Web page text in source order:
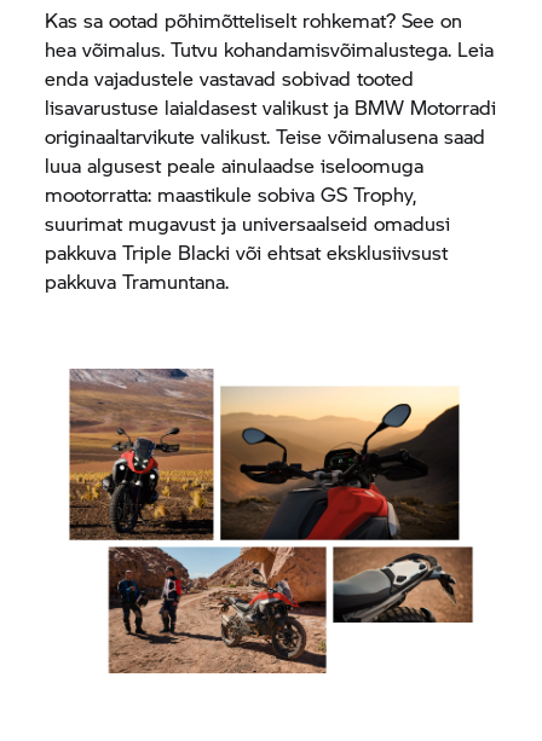
Kas sa ootad põhimõtteliselt rohkemat? See on
hea võimalus. Tutvu kohandamisvõimalustega. Leia
enda vajadustele vastavad sobivad tooted
lisavarustuse laialdasest valikust ja BMW Motorradi
originaaltarvikute valikust. Teise võimalusena saad
luua algusest peale ainulaadse iseloomuga
mootorratta: maastikule sobivaGS Trophy,
suurimat mugavust ja universaalseid omadusi
pakkuva Triple Blacki või ehtsat eksklusiivsust
pakkuva Tramuntana.